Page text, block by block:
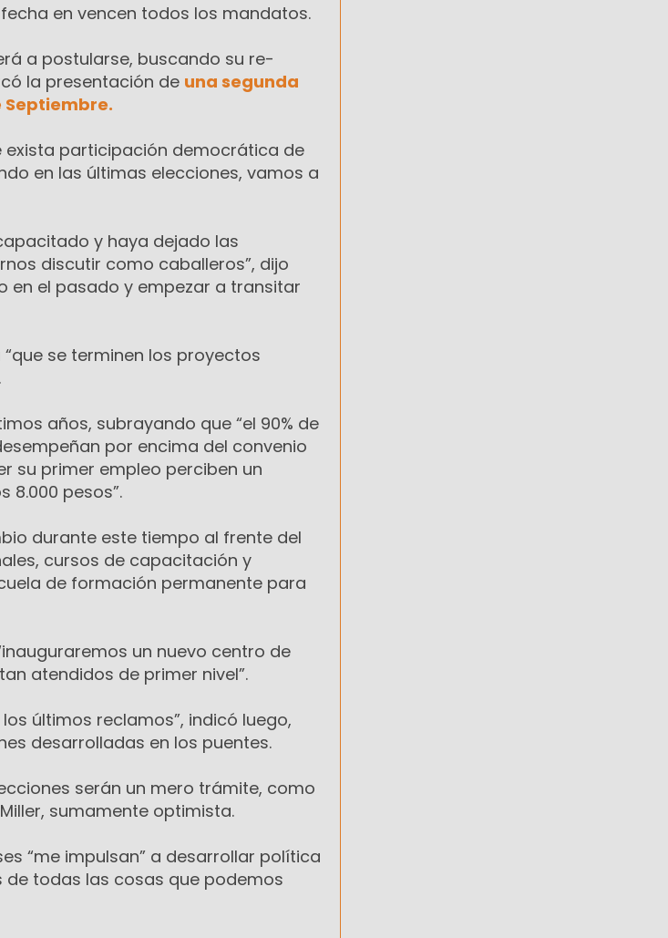
en vencen todos los mandatos.
a postularse, buscando su re-
la presentación de una segunda
Septiembre.
exista participación democrática de
en las últimas elecciones, vamos a
y haya dejado las
discutir como caballeros”, dijo
en el pasado y empezar a transitar
se terminen los proyectos
años, subrayando que “el 90% de
por encima del convenio
su primer empleo perciben un
8.000 pesos”.
durante este tiempo al frente del
cursos de capacitación y
de formación permanente para
un nuevo centro de
atendidos de primer nivel”.
últimos reclamos”, indicó luego,
desarrolladas en los puentes.
serán un mero trámite, como
sumamente optimista.
“me impulsan” a desarrollar política
de todas las cosas que podemos